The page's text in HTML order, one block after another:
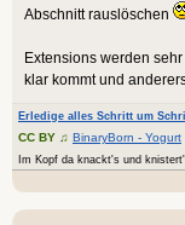
Abschnitt rauslöschen
Extensions werden
klar kommt und
Erledige alles Schritt um
CC BY ♫ BinaryBorn - Yogurt
Im Kopf da knackt's und